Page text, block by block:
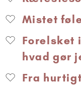
Mistet
Forelsket
hvad gør
Fra